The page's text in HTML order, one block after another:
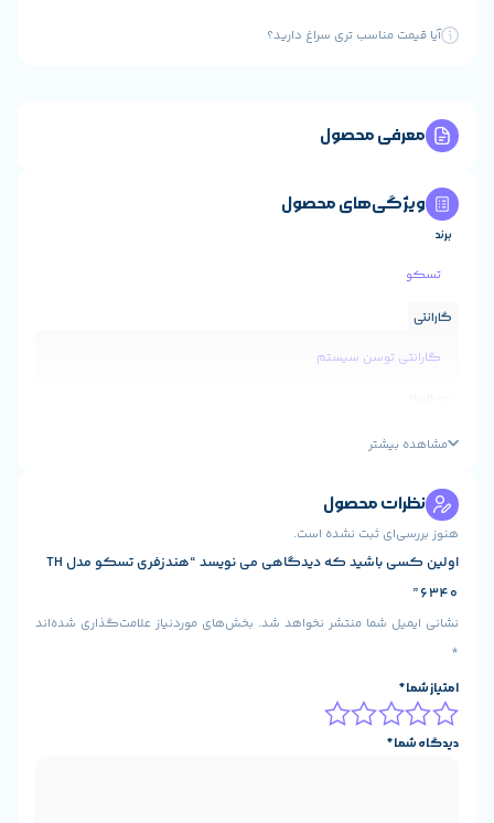
سراغ دارید؟
محصول
است.
اولین کسی باشید که دیدگاهی می نویسد “هندزفری تسکو مدل TH
نخواهد شد. بخش‌های موردنیاز علامت‌گذاری شده‌اند